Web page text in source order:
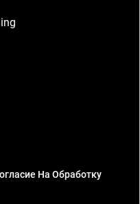
На Обработку